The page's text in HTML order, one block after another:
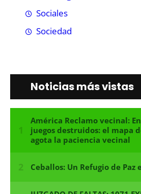
Sociales
Sociedad
Noticias más vistas